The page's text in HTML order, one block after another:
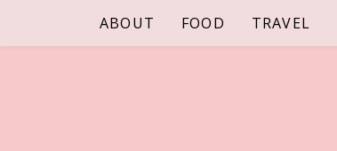
content
ABOUT FOOD TRAVEL